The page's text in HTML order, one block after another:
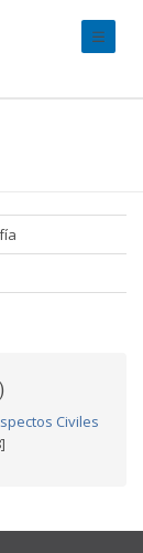
Civiles